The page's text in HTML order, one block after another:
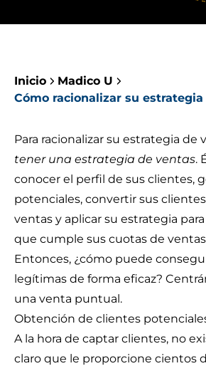
Inicio
Madico U
Cómo racionalizar su
Para racionalizar su estrategia de
tener una estrategia de ventas.
conocer el perfil de sus clientes,
potenciales, convertir sus
ventas y aplicar su estrategia
que cumple sus cuotas de ventas
Entonces, ¿cómo puede
legítimas de forma eficaz?
una venta puntual.
Obtención de clientes
A la hora de captar clientes, no
claro que le proporcione cientos